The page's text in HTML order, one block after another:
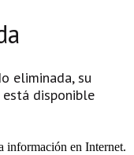
eliminada, su
disponible
información en Internet.